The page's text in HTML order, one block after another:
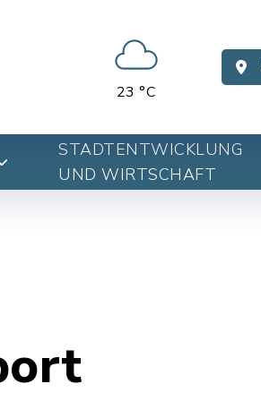
23 °C
STADTENTWICKLUNG
UND WIRTSCHAFT